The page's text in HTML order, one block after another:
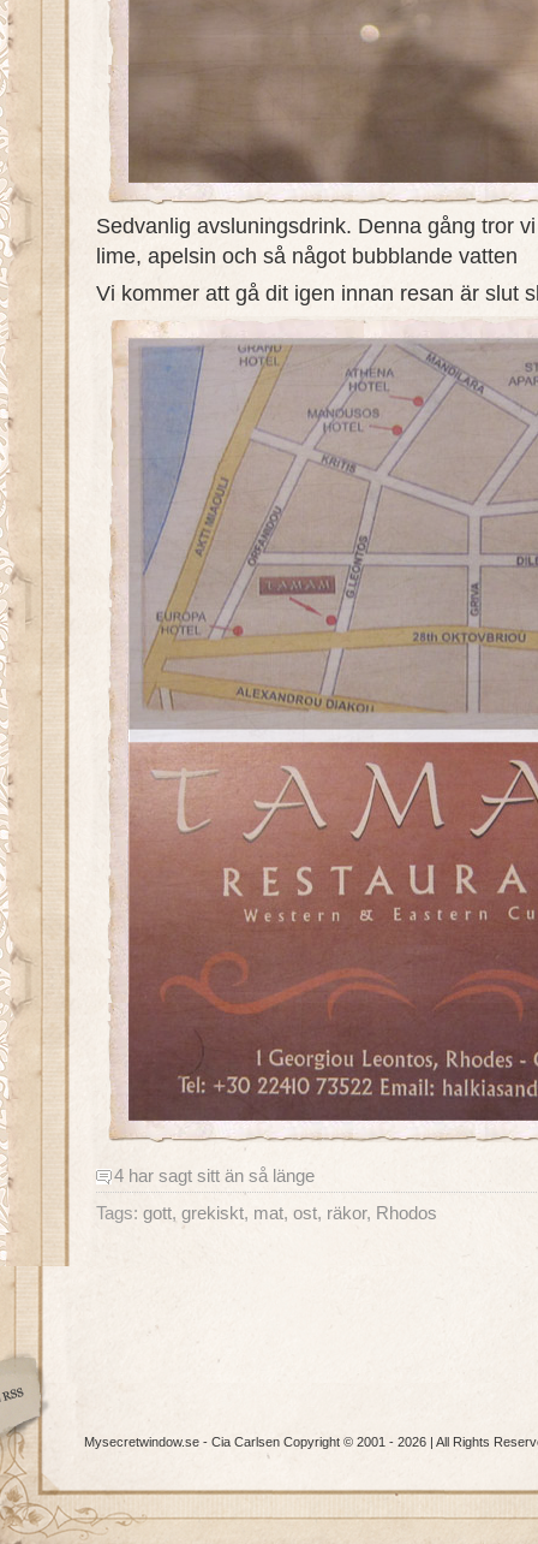
Sedvanlig avsluningsdrink. Denna gång tror
lime, apelsin och så något bubblande vatten
Vi kommer att gå dit igen innan resan är slut
4 har sagt sitt än så länge
Tags: gott, grekiskt, mat, ost, räkor, Rhodos
Mysecretwindow.se - Cia Carlsen Copyright © 2001 - 2026 | All Rights